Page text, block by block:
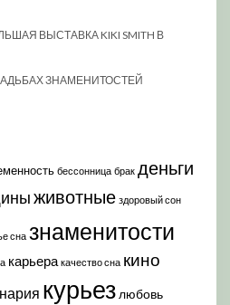
ВЫСТАВКА KIKI SMITH В
ЗНАМЕНИТОСТЕЙ
бессонница брак деньги
животные здоровый сон
сна знаменитости
карьера качество сна кино
курьез любовь